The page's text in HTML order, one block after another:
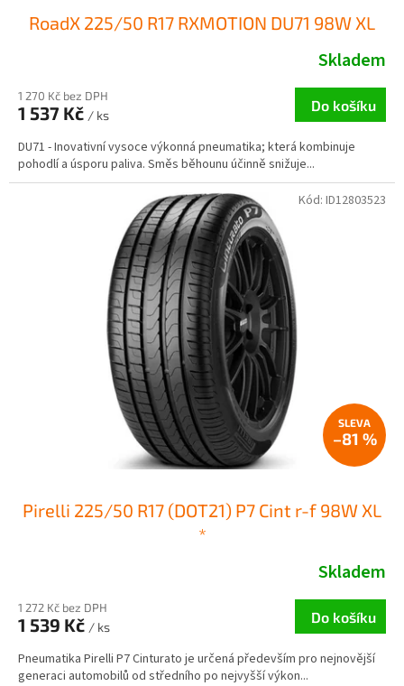
RoadX 225/50 R17 RXMOTION DU71 98W XL
Skladem
1 270 Kč bez DPH
1 537 Kč / ks
Do košíku
DU71 - Inovativní vysoce výkonná pneumatika; která kombinuje
pohodlí a úsporu paliva. Směs běhounu účinně snižuje...
–81 %
Pirelli 225/50 R17 (DOT21) P7 Cint r-f 98W XL
*
Skladem
1 272 Kč bez DPH
1 539 Kč / ks
Do košíku
Pneumatika Pirelli P7 Cinturato je určená především pro nejnovější
generaci automobilů od středního po nejvyšší výkon...
Kód: ID12803523